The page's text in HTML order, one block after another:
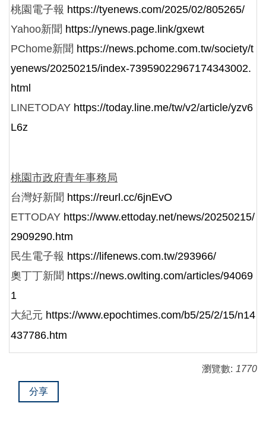
桃園電子報 https://tyenews.com/2025/02/805265/
Yahoo新聞 https://ynews.page.link/gxewt
PChome新聞 https://news.pchome.com.tw/society/t
yenews/20250215/index-73959022967174343002.
html
LINETODAY https://today.line.me/tw/v2/article/yzv6
L6z
桃園市政府青年事務局
台灣好新聞 https://reurl.cc/6jnEvO
ETTODAY https://www.ettoday.net/news/20250215/
2909290.htm
民生電子報 https://lifenews.com.tw/293966/
奧丁丁新聞 https://news.owlting.com/articles/94069
1
大紀元 https://www.epochtimes.com/b5/25/2/15/n14
437786.htm
瀏覽數: 1770
分享